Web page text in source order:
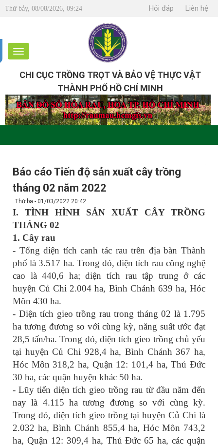
Thứ bảy, 08/08/2026, 09:24 Hỏi đáp Liên hệ
CHI CỤC TRỒNG TRỌT VÀ BẢO VỆ THỰC VẬT
THÀNH PHỐ HỒ CHÍ MINH
Báo cáo Tiến độ sản xuất cây trồng
tháng 02 năm 2022
Thứ ba - 01/03/2022 20:42
I. TÌNH HÌNH SẢN XUẤT CÂY TRỒNG
THÁNG 02
1. Cây rau
- Tổng diện tích canh tác rau trên địa bàn Thành
phố là 3.517 ha. Trong đó, diện tích rau công nghệ
cao là 440,6 ha; diện tích rau tập trung ở các
huyện Củ Chi 2.004 ha, Bình Chánh 639 ha, Hóc
Môn 430 ha.
- Diện tích gieo trồng rau trong tháng 02 là 1.795
ha tương đương so với cùng kỳ, năng suất ước đạt
28,5 tấn/ha. Trong đó, diện tích gieo trồng chủ yếu
tại huyện Củ Chi 928,4 ha, Bình Chánh 367 ha,
Hóc Môn 318,2 ha, Quận 12: 101,4 ha, Thủ Đức
30 ha, các quận huyện khác 50 ha.
- Lũy tiến diện tích gieo trồng rau từ đầu năm đến
nay là 4.115 ha tương đương so với cùng kỳ.
Trong đó, diện tích gieo trồng tại huyện Củ Chi là
2.032 ha, Bình Chánh 855,4 ha, Hóc Môn 743,2
ha, Quận 12: 309,4 ha, Thủ Đức 65 ha, các quận